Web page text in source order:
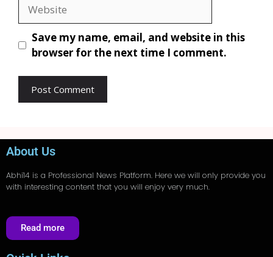
Save my name, email, and website in this
browser for the next time I comment.
About Us
Abhi14 is a Professional News Platform. Here we will only provide you
with interesting content that you will enjoy very much.
Read more